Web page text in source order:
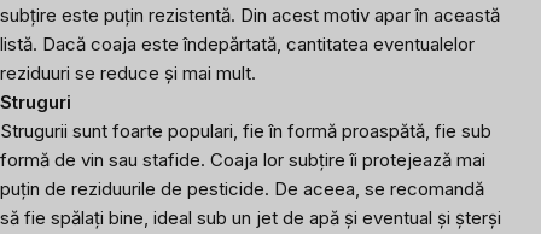
subțire este puțin rezistentă. Din acest motiv apar în această
listă. Dacă coaja este îndepărtată, cantitatea eventualelor
reziduuri se reduce și mai mult.
Struguri
Strugurii sunt foarte populari, fie în formă proaspătă, fie sub
formă de vin sau stafide. Coaja lor subțire îi protejează mai
puțin de reziduurile de pesticide. De aceea, se recomandă
să fie spălați bine, ideal sub un jet de apă și eventual și șterși